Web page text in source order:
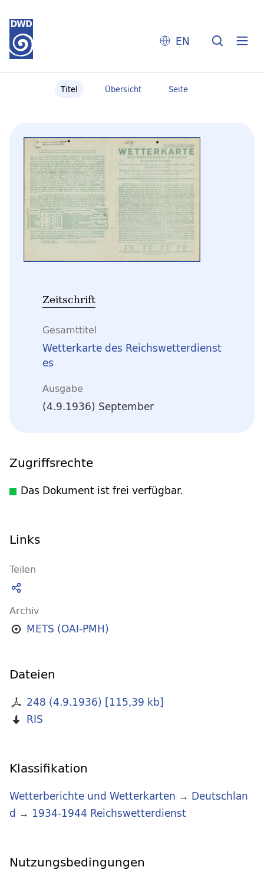
EN
Titel Übersicht Seite
Zeitschrift
Gesamttitel
Wetterkarte des Reichswetterdienst
es
Ausgabe
(4.9.1936) September
Zugriffsrechte
Das Dokument ist frei verfügbar.
Links
Teilen
Archiv
METS (OAI-PMH)
Dateien
248 (4.9.1936) [115,39 kb]
RIS
Klassifikation
Wetterberichte und Wetterkarten → Deutschlan
d → 1934-1944 Reichswetterdienst
Nutzungsbedingungen